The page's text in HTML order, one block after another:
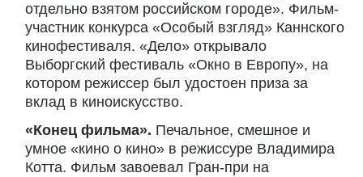
отдельно взятом российском городе». Фильм-
участник конкурса «Особый взгляд» Каннского
кинофестиваля. «Дело» открывало
Выборгский фестиваль «Окно в Европу», на
котором режиссер был удостоен приза за
вклад в киноискусство.
«Конец фильма». Печальное, смешное и
умное «кино о кино» в режиссуре Владимира
Котта. Фильм завоевал Гран-при на